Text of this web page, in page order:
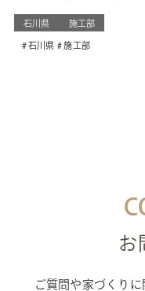
石川県 施工部
石川県 施工部
お
ご質問や家づくりに